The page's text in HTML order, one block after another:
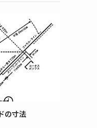
の寸法